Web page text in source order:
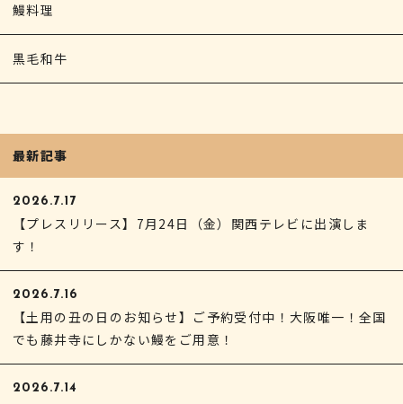
鰻料理
黒毛和牛
最新記事
2026.7.17
【プレスリリース】7月24日（金）関西テレビに出演しま
す！
2026.7.16
【土用の丑の日のお知らせ】ご予約受付中！大阪唯一！全国
でも藤井寺にしかない鰻をご用意！
2026.7.14